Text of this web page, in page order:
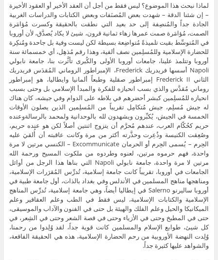
لماذا نبحث هذا الموضوع؟ ليس فقط من أجل أن العقد الأخير أو العقود الأخيرة
– إن شئنا الدقة – شهدت بعض المُصنَفات وبعض الكتابات والدراسات الغربية
الجادة جداً والمُنصِفة إلى حد بعيد التي نطقت بالحقيقة وكسرت مُؤامَرة
الصمت، مُؤامَرة صمت عمرها زهاء ثمانية قرون، شيئ لا يكاد يُصدَّق، لأن أوروبا
في المُتوسِّط بقيت تلميذةً مُتواضِعة بسيطة لكن ليست وفية بل جاحدة ومُنكِرة
للحضارة الإسلامية وللمُسلِمين نصف ألفية، وهذا رقم مُذهِل، أي خمسمائة سنة
أوروبا وتتلمذ علينا، جامعات أوروبا الأولى والكُبرى تأثَّرت بنا، جامعة نابولي
Napoli أسسها فريدريك Frederick، الإمبراطور الروماني المُقدَس فريدريك
الثاني Frederick II إمبراطور صقلية وطبعاً ألمانيا وايطاليا، هو إمبراطور
روماني مُقدَّس والذي بسب انحيازه للفكرة والمبدأ الإسلامي بل وحتى بسبب
انحيازه للمُسلِمين كبشر أحضرهم في بلاطه على الدوام وفي جيشه، كان هناك
له جيش مُسلِم، جيش مُتكامِل تقريباً من المُسلِمين الذين يصلون الأوقات
الخمسة في الجيش، يُكبِّرون ويشهدون لله بالوحدانية ولمحمد بالرسالةوعنده
حريم كحُكّام العرب، عندهم مُحرَّم أن يتزوج اثنتين أصلاً لكن هو عنده حريم،
وصُعِقت الكنيسة وذُعِرت وحذَّرته أكثر من مرة وكانت عاقبته أن أُلقيَ عليه
الحِرم – يُسمى الحِرم أو الحرمان Excommunicate – الكنسي مرتين لا مرة
واحدة، فهم حرموه مرتين، لعنوه وطردوه من ملكوت المسيح ورحمة الله
مرتين لا مرة واحدة، جامعة نابولي Napoli التي بناها هذا الرجل من أوائل
الجامعات في أوروبا، تقريباً كانت جامعة إسلامية، تُدرِّس المُقرَرات الإسلامية،
ومناهجها مناهج المسلمين في الأندلس وفي بغداد بالذات، أول جامعة طبية في
أوروبا ساليرنو Salerno في إيطاليا أيضاً، وهي جامعة إسلامية، تُدرِّس المناهج
الإسلامية والكتابات الإسلامية، ليس فقط في الطب وعلم العقاقير وعلم
الميكانيكا والحيل وعلم الفلك والهيئة بل حتى في الفنون والآداب والموسيقى،
حتى في المطبخ وحتى في الأزياء وحتى في قصة الشعر وحتى في الشِعر، في
كل شيئ، طوابع الإسلام والمسلمين كانت قوية جداً، لقد وُلِدوا من رحمنا،
وُلِدت النهضة الأوروبية من رحم الحضارة الإسلامية، هذه هي الحقيقة الفاقعة،
والشواهد عليها كثيرة جداً.